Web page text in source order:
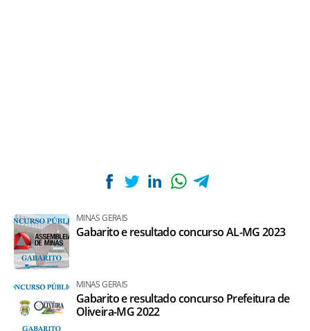
MINAS GERAIS
Gabarito e resultado concurso AL-MG 2023
MINAS GERAIS
Gabarito e resultado concurso Prefeitura de
Oliveira-MG 2022